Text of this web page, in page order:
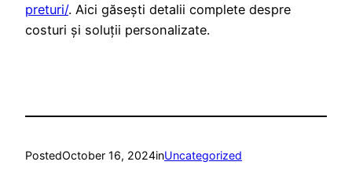
preturi/. Aici găsești detalii complete despre
costuri și soluții personalizate.
PostedOctober 16, 2024inUncategorized